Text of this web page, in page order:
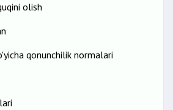
olish
qonunchilik normalari